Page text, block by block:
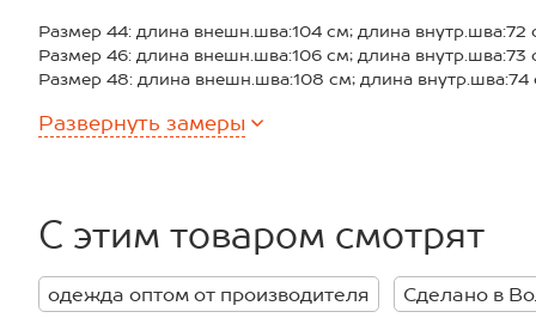
Широкие однотонные брюки свободного кроя идеально
прогулок, активного весеннего отдыха или
трикотажные штаны для женщин станут
Размер 44: длина внешн.шва:104 см; длина
Размер 46: длина внешн.шва:106 см; длина
Размер 48: длина внешн.шва:108 см; длина
*замеры выборочные, могут незначительно отличаться.
Развернуть замеры
С этим товаром смотрят
одежда оптом от производителя Сделано в